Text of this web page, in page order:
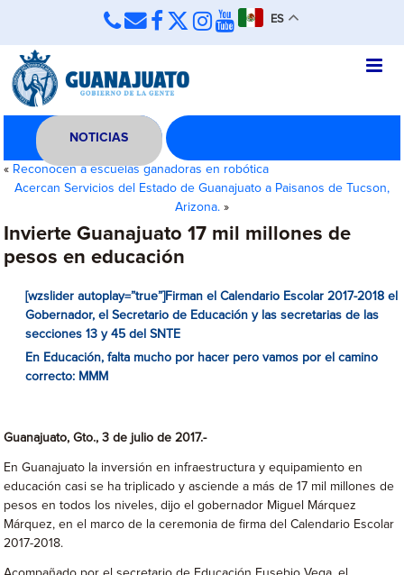
ES
NOTICIAS
« Reconocen a escuelas ganadoras en robótica
Acercan Servicios del Estado de Guanajuato a Paisanos de Tucson,
Arizona. »
Invierte Guanajuato 17 mil millones de
pesos en educación
[wzslider autoplay=”true”]Firman el Calendario Escolar 2017-2018 el
Gobernador, el Secretario de Educación y las secretarias de las
secciones 13 y 45 del SNTE
En Educación, falta mucho por hacer pero vamos por el camino
correcto: MMM
Guanajuato, Gto., 3 de julio de 2017.-
En Guanajuato la inversión en infraestructura y equipamiento en
educación casi se ha triplicado y asciende a más de 17 mil millones de
pesos en todos los niveles, dijo el gobernador Miguel Márquez
Márquez, en el marco de la ceremonia de firma del Calendario Escolar
2017-2018.